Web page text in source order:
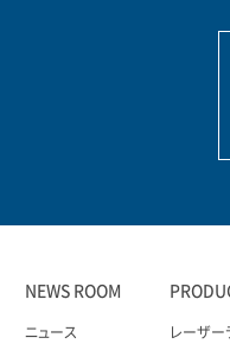
NEWS ROOM
ニュース
レーザー